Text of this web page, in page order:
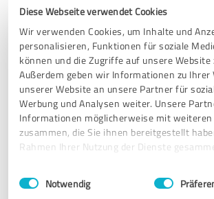
Diese Webseite verwendet Cookies
Wir verwenden Cookies, um Inhalte und
personalisieren, Funktionen für soziale
können und die Zugriffe auf unsere Website
Außerdem geben wir Informationen zu Ihrer
unserer Website an unsere Partner für
Werbung und Analysen weiter. Unsere
Informationen möglicherweise mit weiteren
zusammen, die Sie ihnen bereitgestellt
Rahmen Ihrer Nutzung der Dienste
Impressum Datenschutzbestimmungen
Einwilligungsauswahl
Notwendig
Erfahrungsbericht & Bewertung zu:
Kanzlei Hoang - Rechtsanwaltskanzlei
07.04.2026 Anonym
5,00 von 5
SEHR GUT
Klare Weiterempfehlung!